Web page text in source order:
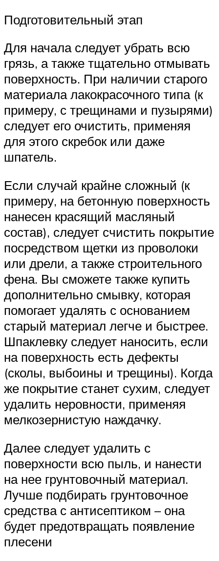
Подготовительный этап
Для начала следует убрать всю
грязь, а также тщательно отмывать
поверхность. При наличии старого
материала лакокрасочного типа (к
примеру, с трещинами и пузырями)
следует его очистить, применяя
для этого скребок или даже
шпатель.
Если случай крайне сложный (к
примеру, на бетонную поверхность
нанесен красящий масляный
состав), следует счистить покрытие
посредством щетки из проволоки
или дрели, а также строительного
фена. Вы сможете также купить
дополнительно смывку, которая
помогает удалять с основанием
старый материал легче и быстрее.
Шпаклевку следует наносить, если
на поверхность есть дефекты
(сколы, выбоины и трещины). Когда
же покрытие станет сухим, следует
удалить неровности, применяя
мелкозернистую наждачку.
Далее следует удалить с
поверхности всю пыль, и нанести
на нее грунтовочный материал.
Лучше подбирать грунтовочное
средства с антисептиком – она
будет предотвращать появление
плесени